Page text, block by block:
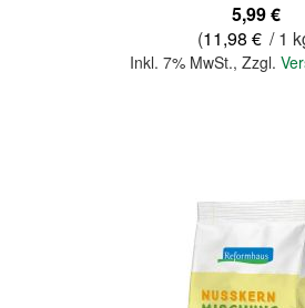
5,99 €
(11,98 € / 1
Inkl. 7% MwSt.,Zzgl.